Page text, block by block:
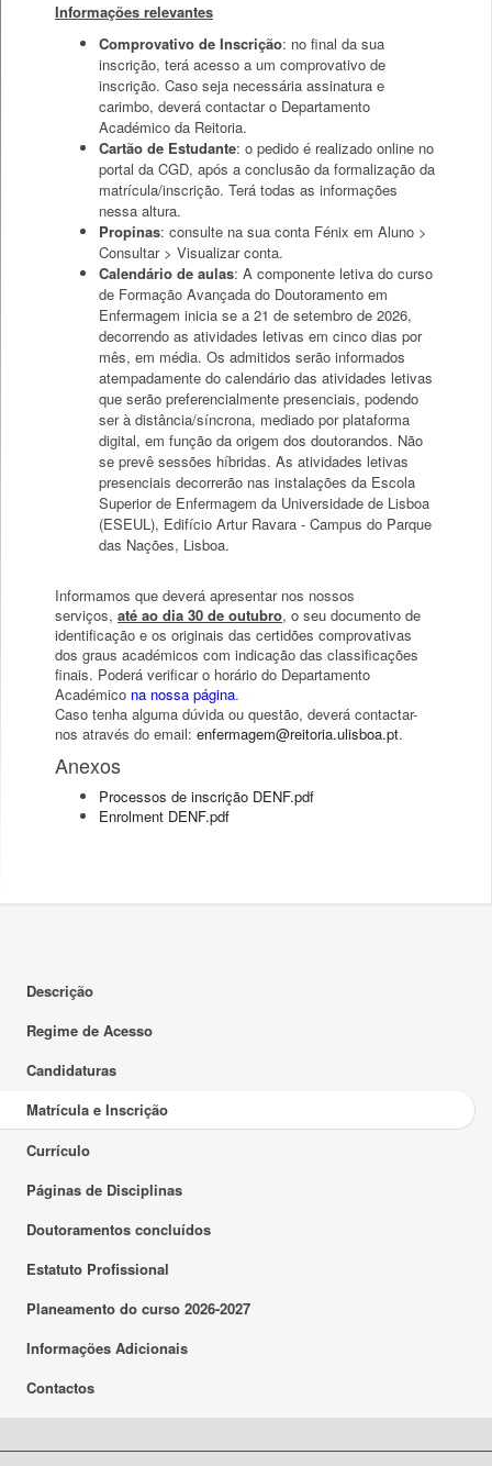
Informações relevantes
Comprovativo de Inscrição: no final da sua
inscrição, terá acesso a um comprovativo de
inscrição. Caso seja necessária assinatura e
carimbo, deverá contactar o Departamento
Académico da Reitoria.
Cartão de Estudante: o pedido é realizado online no
portal da CGD, após a conclusão da formalização da
matrícula/inscrição. Terá todas as informações
nessa altura.
Propinas: consulte na sua conta Fénix em Aluno >
Consultar > Visualizar conta.
Calendário de aulas: A componente letiva do curso
de Formação Avançada do Doutoramento em
Enfermagem inicia se a 21 de setembro de 2026,
decorrendo as atividades letivas em cinco dias por
mês, em média. Os admitidos serão informados
atempadamente do calendário das atividades letivas
que serão preferencialmente presenciais, podendo
ser à distância/síncrona, mediado por plataforma
digital, em função da origem dos doutorandos. Não
se prevê sessões híbridas. As atividades letivas
presenciais decorrerão nas instalações da Escola
Superior de Enfermagem da Universidade de Lisboa
(ESEUL), Edifício Artur Ravara - Campus do Parque
das Nações, Lisboa.
Informamos que deverá apresentar nos nossos
serviços, até ao dia 30 de outubro, o seu documento de
identificação e os originais das certidões comprovativas
dos graus académicos com indicação das classificações
finais. Poderá verificar o horário do Departamento
Académico na nossa página.
Caso tenha alguma dúvida ou questão, deverá contactar-
nos através do email: enfermagem@reitoria.ulisboa.pt.
Anexos
Processos de inscrição DENF.pdf
Enrolment DENF.pdf
Descrição
Regime de Acesso
Candidaturas
Matrícula e Inscrição
Currículo
Páginas de Disciplinas
Doutoramentos concluídos
Estatuto Profissional
Planeamento do curso 2026-2027
Informações Adicionais
Contactos